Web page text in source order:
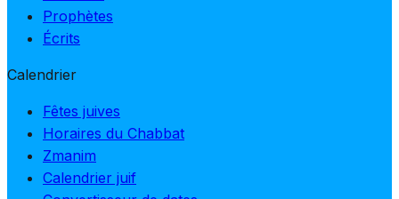
Prophètes
Écrits
Calendrier
Fêtes juives
Horaires du Chabbat
Zmanim
Calendrier juif